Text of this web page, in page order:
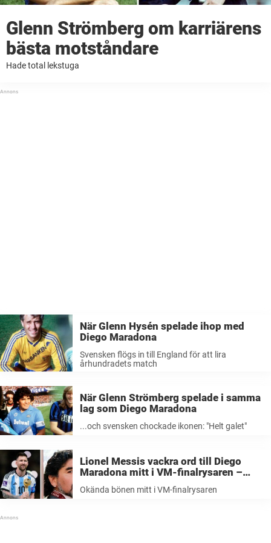
Glenn Strömberg om karriärens
bästa motståndare
Hade total lekstuga
När Glenn Hysén spelade ihop med
Diego Maradona
Svensken flögs in till England för att lira
århundradets match
När Glenn Strömberg spelade i samma
lag som Diego Maradona
...och svensken chockade ikonen: "Helt galet"
Lionel Messis vackra ord till Diego
Maradona mitt i VM-finalrysaren –
Okända bönen mitt i VM-finalrysaren